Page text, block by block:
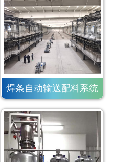
焊条自动输送配料系统